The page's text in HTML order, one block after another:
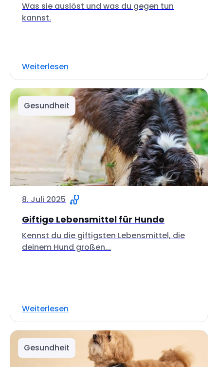
Was sie auslöst und was du gegen tun
kannst.
Weiterlesen
Gesundheit
8. Juli 2025
Giftige Lebensmittel für Hunde
Kennst du die giftigsten Lebensmittel, die
deinem Hund großen...
Weiterlesen
Gesundheit